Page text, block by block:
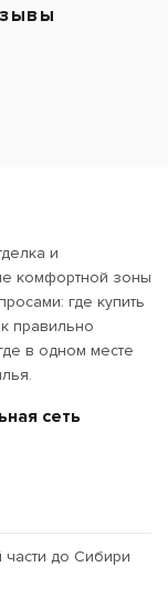
части до Сибири
и
комфортной зоны
где купить
правильно
в одном месте
сеть